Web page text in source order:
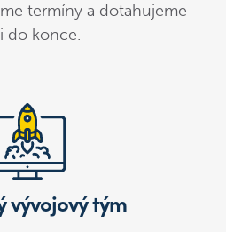
termíny a dotahujeme
do konce.
vývojový tým